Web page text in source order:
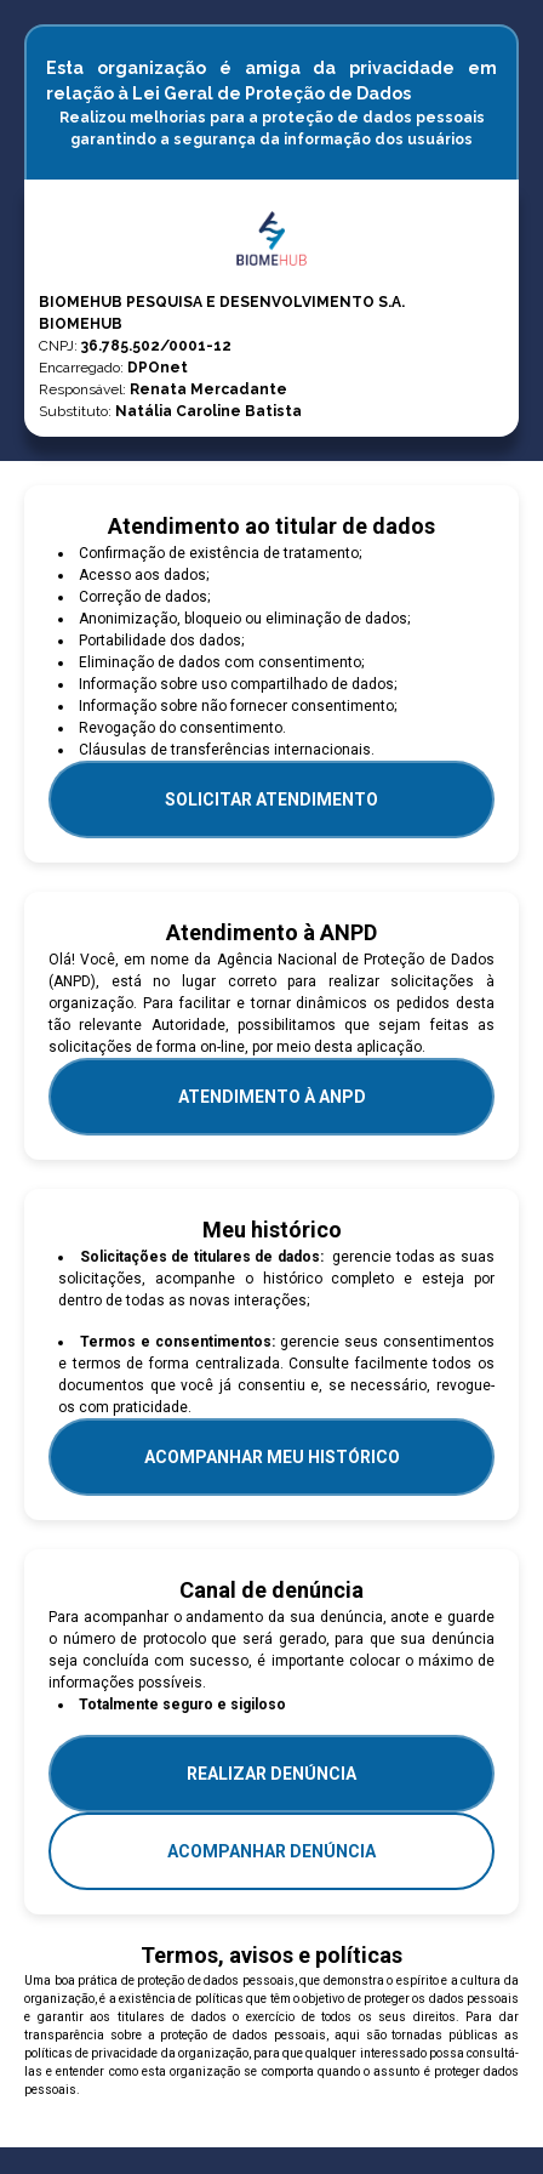
Esta organização é amiga da privacidade em
relação à Lei Geral de Proteção de Dados
Realizou melhorias para a proteção de dados pessoais
garantindo a segurança da informação dos usuários
BIOMEHUB PESQUISA E DESENVOLVIMENTO S.A.
BIOMEHUB
CNPJ: 36.785.502/0001-12
Encarregado: DPOnet
Responsável: Renata Mercadante
Substituto: Natália Caroline Batista
Atendimento ao titular de dados
Confirmação de existência de tratamento;
Acesso aos dados;
Correção de dados;
Anonimização, bloqueio ou eliminação de dados;
Portabilidade dos dados;
Eliminação de dados com consentimento;
Informação sobre uso compartilhado de dados;
Informação sobre não fornecer consentimento;
Revogação do consentimento.
Cláusulas de transferências internacionais.
SOLICITAR ATENDIMENTO
Atendimento à ANPD
Olá! Você, em nome da Agência Nacional de Proteção de Dados
(ANPD), está no lugar correto para realizar solicitações à
organização. Para facilitar e tornar dinâmicos os pedidos desta
tão relevante Autoridade, possibilitamos que sejam feitas as
solicitações de forma on-line, por meio desta aplicação.
ATENDIMENTO À ANPD
Meu histórico
Solicitações de titulares de dados: gerencie todas as suas
solicitações, acompanhe o histórico completo e esteja por
dentro de todas as novas interações;
Termos e consentimentos: gerencie seus consentimentos
e termos de forma centralizada. Consulte facilmente todos os
documentos que você já consentiu e, se necessário, revogue-
os com praticidade.
ACOMPANHAR MEU HISTÓRICO
Canal de denúncia
Para acompanhar o andamento da sua denúncia, anote e guarde
o número de protocolo que será gerado, para que sua denúncia
seja concluída com sucesso, é importante colocar o máximo de
informações possíveis.
Totalmente seguro e sigiloso
REALIZAR DENÚNCIA
ACOMPANHAR DENÚNCIA
Termos, avisos e políticas
Uma boa prática de proteção de dados pessoais, que demonstra o espírito e a cultura da
organização, é a existência de políticas que têm o objetivo de proteger os dados pessoais
e garantir aos titulares de dados o exercício de todos os seus direitos. Para dar
transparência sobre a proteção de dados pessoais, aqui são tornadas públicas as
políticas de privacidade da organização, para que qualquer interessado possa consultá-
las e entender como esta organização se comporta quando o assunto é proteger dados
pessoais.